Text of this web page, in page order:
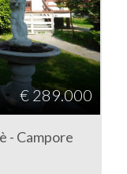
€ 289.000
- Campore